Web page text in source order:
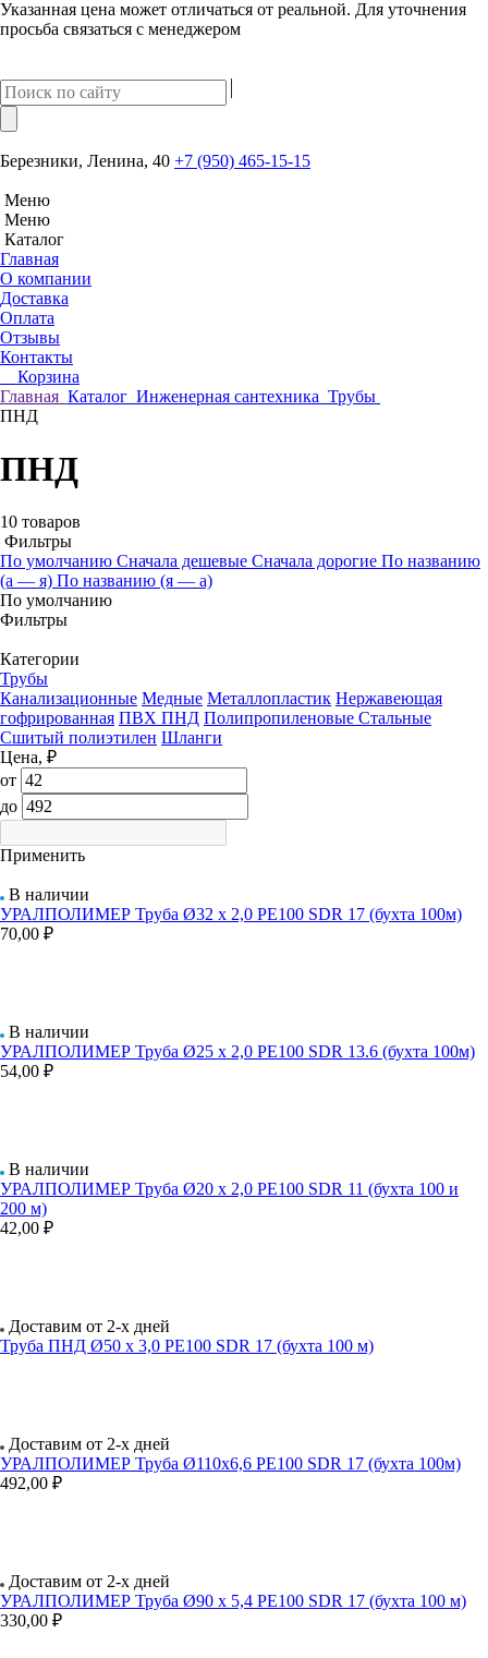
Указанная цена может отличаться от реальной. Для уточнения
просьба связаться с менеджером
Березники, Ленина, 40 +7 (950) 465-15-15
Меню
Меню
Каталог
Главная
О компании
Доставка
Оплата
Отзывы
Контакты
Корзина
Главная Каталог Инженерная сантехника Трубы
ПНД
ПНД
10 товаров
Фильтры
По умолчанию Сначала дешевые Сначала дорогие По названию
(а — я) По названию (я — а)
По умолчанию
Фильтры
Категории
Трубы
Канализационные Медные Металлопластик Нержавеющая
гофрированная ПВХ ПНД Полипропиленовые Стальные
Сшитый полиэтилен Шланги
Цена, ₽
от
до
Применить
В наличии
УРАЛПОЛИМЕР Труба Ø32 х 2,0 РЕ100 SDR 17 (бухта 100м)
70,00 ₽
В наличии
УРАЛПОЛИМЕР Труба Ø25 х 2,0 РЕ100 SDR 13.6 (бухта 100м)
54,00 ₽
В наличии
УРАЛПОЛИМЕР Труба Ø20 х 2,0 РЕ100 SDR 11 (бухта 100 и
200 м)
42,00 ₽
Доставим от 2-х дней
Труба ПНД Ø50 х 3,0 РЕ100 SDR 17 (бухта 100 м)
Доставим от 2-х дней
УРАЛПОЛИМЕР Труба Ø110х6,6 РЕ100 SDR 17 (бухта 100м)
492,00 ₽
Доставим от 2-х дней
УРАЛПОЛИМЕР Труба Ø90 х 5,4 РЕ100 SDR 17 (бухта 100 м)
330,00 ₽